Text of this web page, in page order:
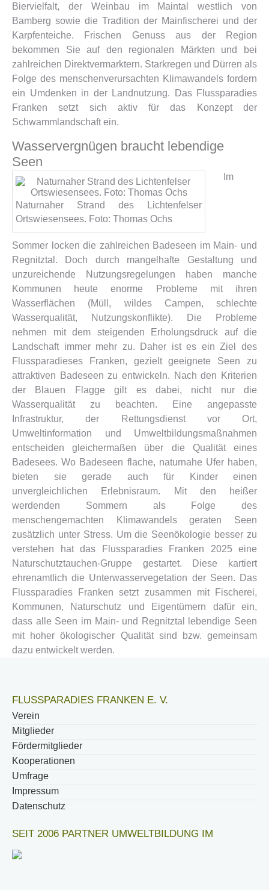
Biervielfalt, der Weinbau im Maintal westlich von
Bamberg sowie die Tradition der Mainfischerei und der
Karpfenteiche. Frischen Genuss aus der Region
bekommen Sie auf den regionalen Märkten und bei
zahlreichen Direktvermarktern. Starkregen und Dürren als
Folge des menschenverursachten Klimawandels fordern
ein Umdenken in der Landnutzung. Das Flussparadies
Franken setzt sich aktiv für das Konzept der
Schwammlandschaft ein.
Wasservergnügen braucht lebendige
Seen
Naturnaher Strand des Lichtenfelser
Ortswiesensees. Foto: Thomas Ochs
Im
Sommer locken die zahlreichen Badeseen im Main- und
Regnitztal. Doch durch mangelhafte Gestaltung und
unzureichende Nutzungsregelungen haben manche
Kommunen heute enorme Probleme mit ihren
Wasserflächen (Müll, wildes Campen, schlechte
Wasserqualität, Nutzungskonflikte). Die Probleme
nehmen mit dem steigenden Erholungsdruck auf die
Landschaft immer mehr zu. Daher ist es ein Ziel des
Flussparadieses Franken, gezielt geeignete Seen zu
attraktiven Badeseen zu entwickeln. Nach den Kriterien
der Blauen Flagge gilt es dabei, nicht nur die
Wasserqualität zu beachten. Eine angepasste
Infrastruktur, der Rettungsdienst vor Ort,
Umweltinformation und Umweltbildungsmaßnahmen
entscheiden gleichermaßen über die Qualität eines
Badesees. Wo Badeseen flache, naturnahe Ufer haben,
bieten sie gerade auch für Kinder einen
unvergleichlichen Erlebnisraum. Mit den heißer
werdenden Sommern als Folge des
menschengemachten Klimawandels geraten Seen
zusätzlich unter Stress. Um die Seenökologie besser zu
verstehen hat das Flussparadies Franken 2025 eine
Naturschutztauchen-Gruppe gestartet. Diese kartiert
ehrenamtlich die Unterwasservegetation der Seen. Das
Flussparadies Franken setzt zusammen mit Fischerei,
Kommunen, Naturschutz und Eigentümern dafür ein,
dass alle Seen im Main- und Regnitztal lebendige Seen
mit hoher ökologischer Qualität sind bzw. gemeinsam
dazu entwickelt werden.
FLUSSPARADIES FRANKEN E. V.
Verein
Mitglieder
Fördermitglieder
Kooperationen
Umfrage
Impressum
Datenschutz
SEIT 2006 PARTNER UMWELTBILDUNG IM